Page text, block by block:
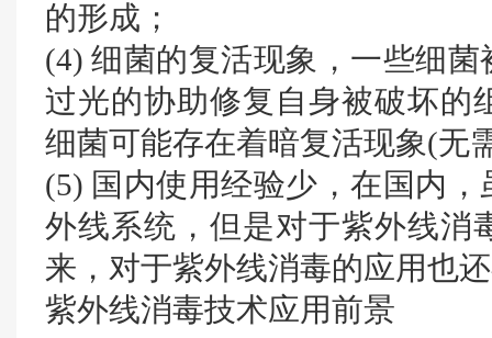
的形成；
(4) 细菌的复活现象，一些细
过光的协助修复自身被破坏的
细菌可能存在着暗复活现象(无
(5) 国内使用经验少，在国内
外线系统，但是对于紫外线消
来，对于紫外线消毒的应用也
紫外线消毒技术应用前景